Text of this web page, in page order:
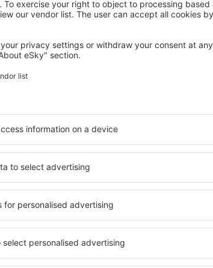
Parkhotel Graz - Traditional Luxury
Podívejte se na další nabídky ve Štýrsku
Štýrsko –